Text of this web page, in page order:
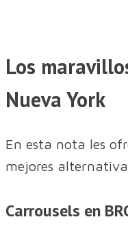
Los
Nueva York
En esta nota les
mejores
Carrousels en